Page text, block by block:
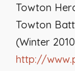
Towton
Towton
(Winter
http://